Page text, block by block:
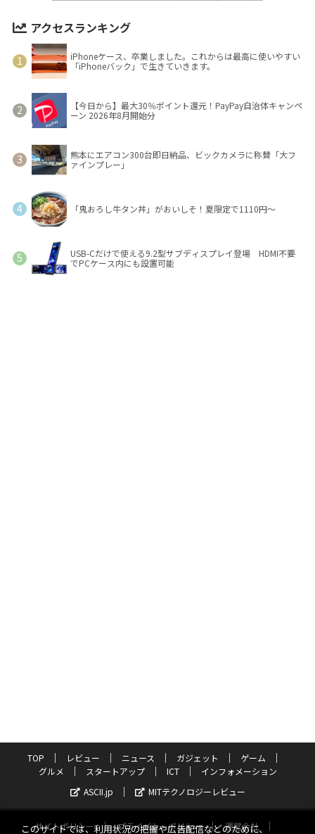
アクセスランキング
iPhoneケース、卒業しました。これからは最高に使いやすい
「iPhoneバック」で生きていきます。
【今日から】最大30％ポイント還元！PayPay自治体キャンペ
ーン 2026年8月開始分
熊本にエアコン300台即日納品、ビックカメラに称賛「大フ
ァインプレー」
「鬼おろし牛タン丼」がおいしそ！夏限定で1110円～
USB-Cだけで使える9.2型サブディスプレイ登場 HDMI不要
でPCケース内にも設置可能
TOP レビュー ニュース ガジェット
ゲーム
グルメ
スタートアップ ICT
インフォメーション
ASCII.jp
MITテクノロジーレビュー
サイトポリシー プライバシーポリシー
運営会社
このサイトでは、利用状況の把握や広告配信などのために、